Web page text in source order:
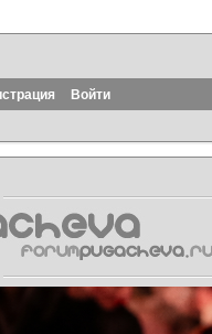
Войти